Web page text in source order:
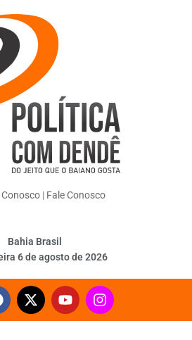
| Fale Conosco
Bahia Brasil
6 de agosto de 2026